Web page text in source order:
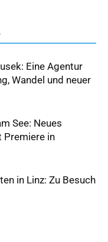
Eine Agentur
Wandel und neuer
See: Neues
Premiere in
in Linz: Zu Besuch